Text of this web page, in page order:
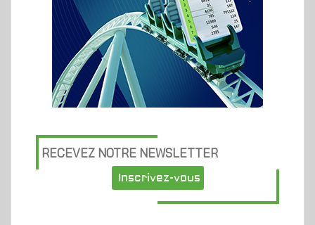
RECEVEZ NOTRE NEWSLETTER
Inscrivez-vous